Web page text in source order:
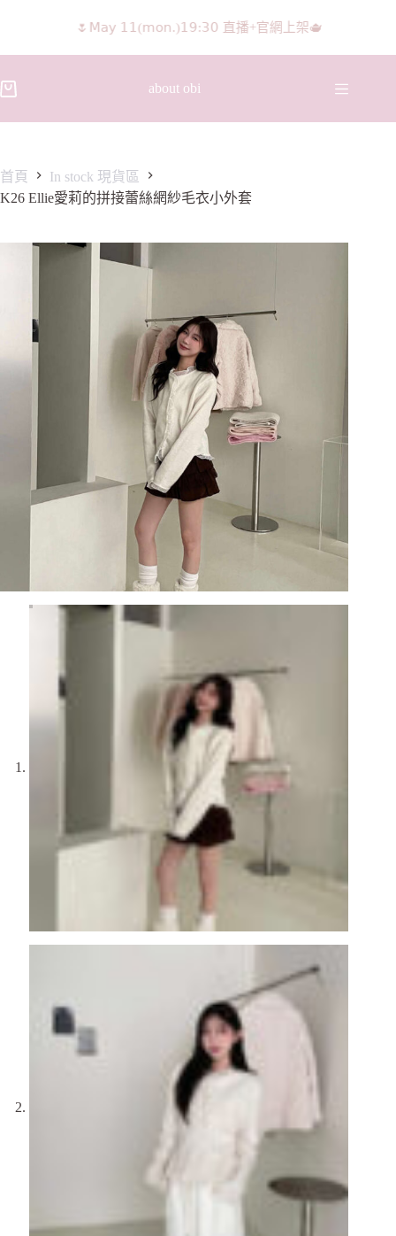
𝖨𝖦 𝖱𝖾𝖾𝗅𝗌影片 隨意留言抽獎🧸🩰
about obi
首頁
In stock 現貨區
K26 Ellie愛莉的拼接蕾絲網紗毛衣小外套